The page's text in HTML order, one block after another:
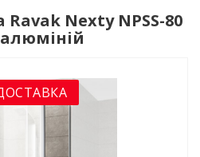
Nexty NPSS-80